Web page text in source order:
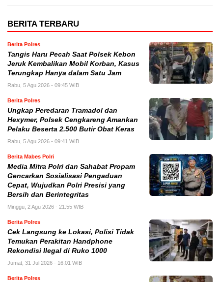
BERITA TERBARU
Berita Polres
Tangis Haru Pecah Saat Polsek Kebon
Jeruk Kembalikan Mobil Korban, Kasus
Terungkap Hanya dalam Satu Jam
Rabu, 5 Agu 2026 - 09:45 WIB
Berita Polres
Ungkap Peredaran Tramadol dan
Hexymer, Polsek Cengkareng Amankan
Pelaku Beserta 2.500 Butir Obat Keras
Rabu, 5 Agu 2026 - 09:41 WIB
Berita Mabes Polri
Media Mitra Polri dan Sahabat Propam
Gencarkan Sosialisasi Pengaduan
Cepat, Wujudkan Polri Presisi yang
Bersih dan Berintegritas
Minggu, 2 Agu 2026 - 21:55 WIB
Berita Polres
Cek Langsung ke Lokasi, Polisi Tidak
Temukan Perakitan Handphone
Rekondisi Ilegal di Ruko 1000
Jumat, 31 Jul 2026 - 16:01 WIB
Berita Polres